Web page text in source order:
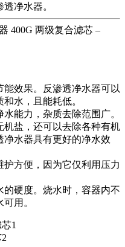
净水器。
400G 两级复合滤芯 –
效果。反渗透净水器可以
水，且能耗低。
能力，杂质去除范围广。
盐，还可以去除各种有机
水器具有更好的净水效
方便，因为它仅利用压力
的硬度。烧水时，容器内不
用。